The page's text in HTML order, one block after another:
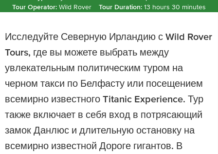
Tour Operator: Wild Rover Tour Duration: 13 hours 30 minutes
Исследуйте Северную Ирландию с Wild Rover
Tours, где вы можете выбрать между
увлекательным политическим туром на
черном такси по Белфасту или посещением
всемирно известного Titanic Experience. Тур
также включает в себя вход в потрясающий
замок Данлюс и длительную остановку на
всемирно известной Дороге гигантов. В